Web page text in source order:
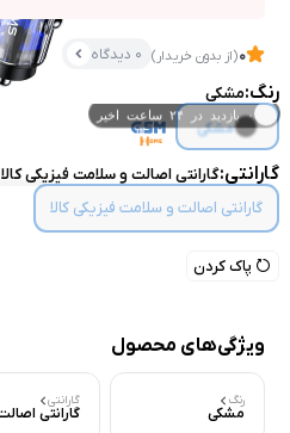
۰ خریدار در ۱ ماه اخیر
0(از بدون خریدار) 0 دیدگاه
رنگ:مشکی
مشکی
گارانتی:گارانتی اصالت و سلامت فیزیکی کالا
گارانتی اصالت و سلامت فیزیکی کالا
پاک کردن
ویژگی‌های محصول
رنگ
مشکی
گارانتی